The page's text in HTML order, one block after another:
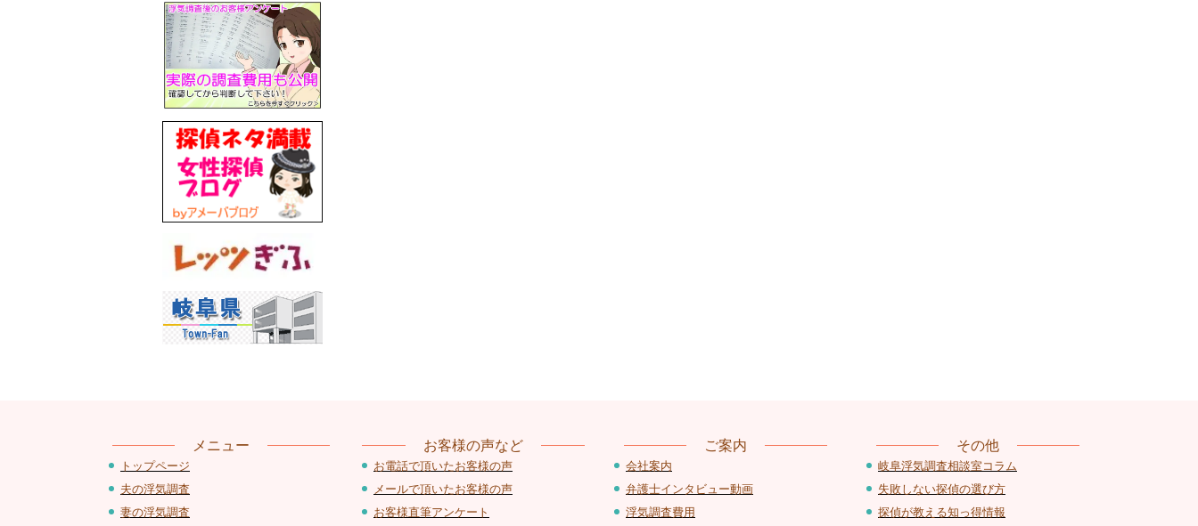
メニュー
トップページ
夫の浮気調査
妻の浮気調査
お客様の声など
お電話で頂いたお客様の声
メールで頂いたお客様の声
お客様直筆アンケート
ご案内
会社案内
弁護士インタビュー動画
浮気調査費用
その他
岐阜浮気調査相談室コラム
失敗しない探偵の選び方
探偵が教える知っ得情報